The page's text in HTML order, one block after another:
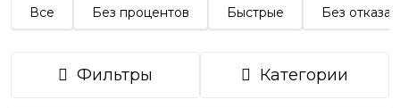
Все Без процентов Быстрые Без отказа
Фильтры Категории